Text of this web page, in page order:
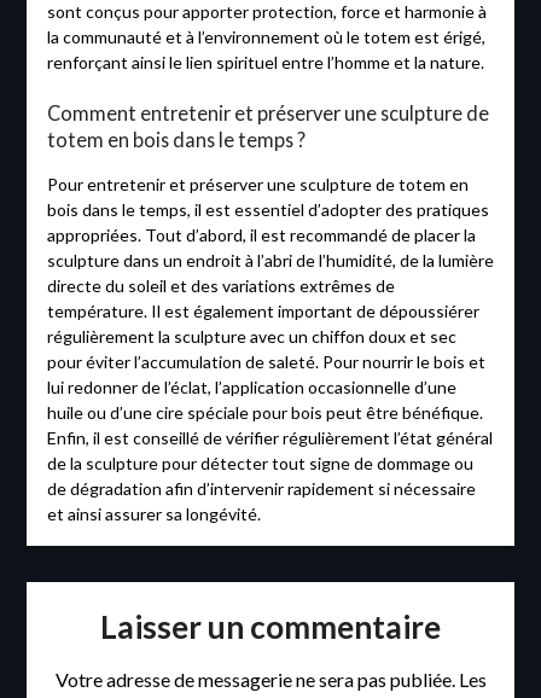
sont conçus pour apporter protection, force et harmonie à
la communauté et à l’environnement où le totem est érigé,
renforçant ainsi le lien spirituel entre l’homme et la nature.
Comment entretenir et préserver une sculpture de
totem en bois dans le temps ?
Pour entretenir et préserver une sculpture de totem en
bois dans le temps, il est essentiel d’adopter des pratiques
appropriées. Tout d’abord, il est recommandé de placer la
sculpture dans un endroit à l’abri de l’humidité, de la lumière
directe du soleil et des variations extrêmes de
température. Il est également important de dépoussiérer
régulièrement la sculpture avec un chiffon doux et sec
pour éviter l’accumulation de saleté. Pour nourrir le bois et
lui redonner de l’éclat, l’application occasionnelle d’une
huile ou d’une cire spéciale pour bois peut être bénéfique.
Enfin, il est conseillé de vérifier régulièrement l’état général
de la sculpture pour détecter tout signe de dommage ou
de dégradation afin d’intervenir rapidement si nécessaire
et ainsi assurer sa longévité.
Laisser un commentaire
Votre adresse de messagerie ne sera pas publiée. Les